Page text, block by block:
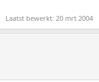
Laatst bewerkt: 20 mrt 2004